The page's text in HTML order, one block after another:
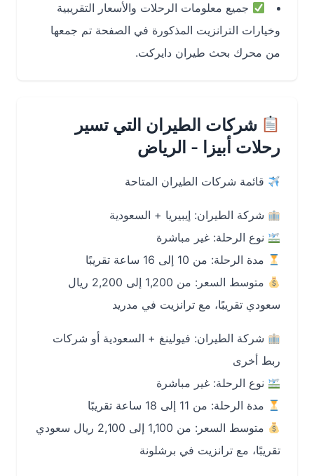
جميع معلومات الرحلات والأسعار التقريبية
وخيارات الترانزيت المذكورة في الصفحة تم جمعها
من محرك بحث طيران دايركت.
شركات الطيران التي تسير
رحلات أبيزا - الرياض
قائمة شركات الطيران المتاحة
شركة الطيران: إيبيريا + السعودية
نوع الرحلة: غير مباشرة
مدة الرحلة: من 10 إلى 16 ساعة تقريبًا
متوسط السعر: من 1,200 إلى 2,200 ريال
سعودي تقريبًا، مع ترانزيت في مدريد
شركة الطيران: فيولينغ + السعودية أو شركات
ربط أخرى
نوع الرحلة: غير مباشرة
مدة الرحلة: من 11 إلى 18 ساعة تقريبًا
متوسط السعر: من 1,100 إلى 2,100 ريال سعودي
تقريبًا، مع ترانزيت في برشلونة